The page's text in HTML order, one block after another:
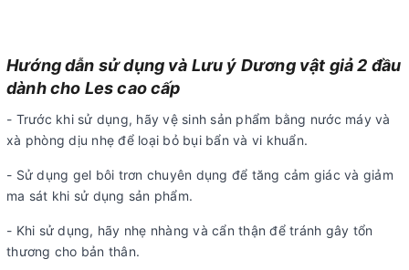
Hướng dẫn sử dụng và Lưu ý Dương vật giả 2 đầu
dành cho Les cao cấp
- Trước khi sử dụng, hãy vệ sinh sản phẩm bằng nước máy và
xà phòng dịu nhẹ để loại bỏ bụi bẩn và vi khuẩn.
- Sử dụng gel bôi trơn chuyên dụng để tăng cảm giác và giảm
ma sát khi sử dụng sản phẩm.
- Khi sử dụng, hãy nhẹ nhàng và cẩn thận để tránh gây tổn
thương cho bản thân.